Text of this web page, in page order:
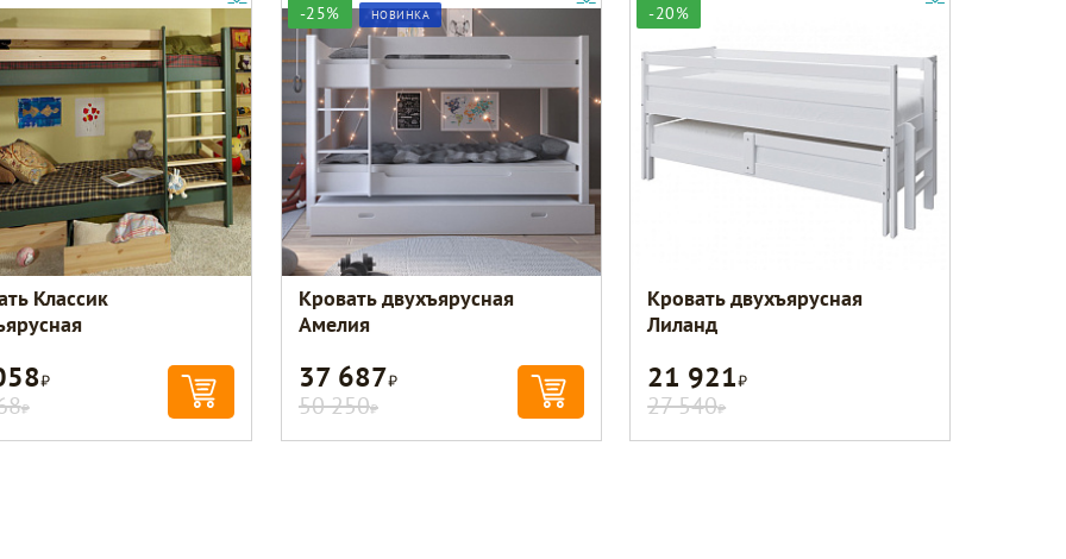
Классик
Р
Р
-25% НОВИНКА
Кровать двухъярусная
Амелия
37 687Р
50 250Р
-20%
Кровать двухъярусная
Лиланд
21 921Р
27 540Р